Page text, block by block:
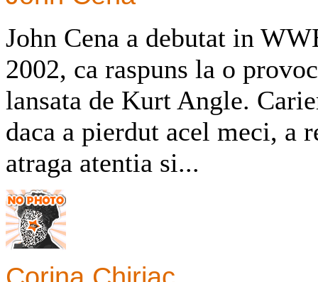
John Cena a debutat in
2002, ca raspuns la o
lansata de Kurt Angle.
daca a pierdut acel meci, a
atraga atentia si...